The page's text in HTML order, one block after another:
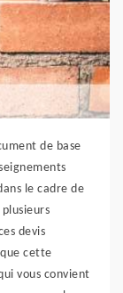
de base
le cadre de
devis
cette
vous convient